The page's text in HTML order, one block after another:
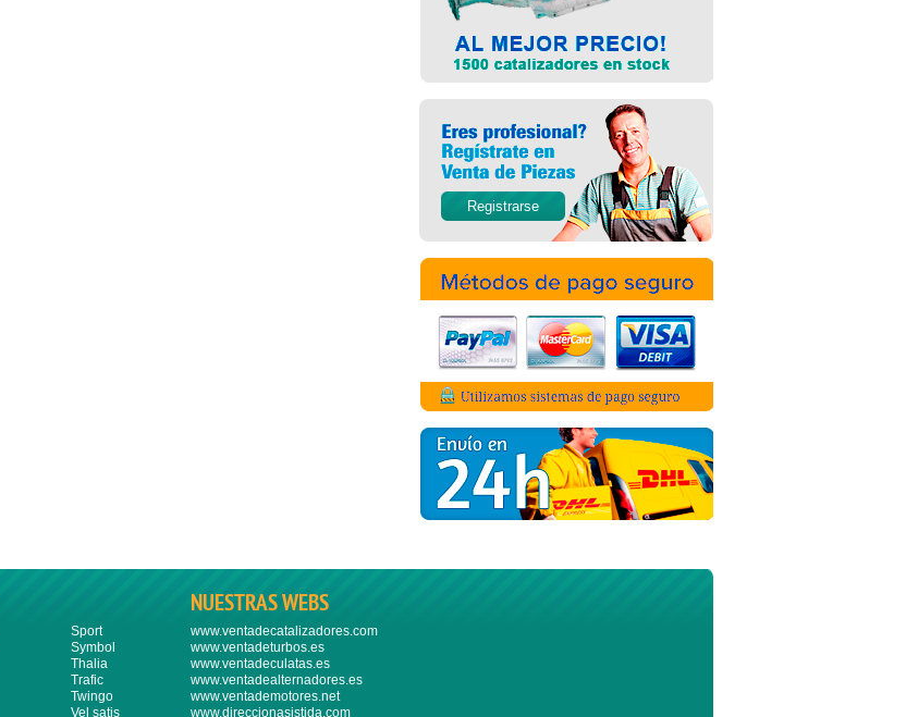
Registrarse
Sport
Symbol
Thalia
Trafic
Twingo
Vel satis
NUESTRAS WEBS
www.ventadecatalizadores.com
www.ventadeturbos.es
www.ventadeculatas.es
www.ventadealternadores.es
www.ventademotores.net
www.direccionasistida.com